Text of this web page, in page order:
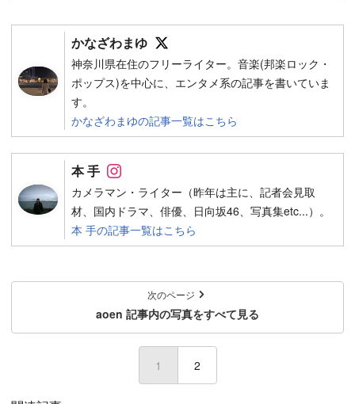
かなざわまゆ
神奈川県在住のフリーライター。音楽(邦楽ロック・
ポップス)を中心に、エンタメ系の記事を書いていま
す。
かなざわまゆの記事一覧はこちら
本 手
カメラマン・ライター（昨年は主に、記者会見取
材、国内ドラマ、俳優、日向坂46、写真集etc...）。
本 手の記事一覧はこちら
次のページ
aoen 記事内の写真をすべて見る
1 2